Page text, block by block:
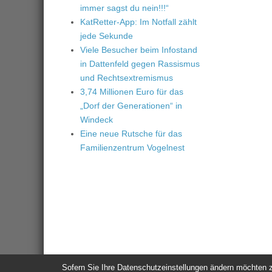
immer sagst du nein!!!“
KatRetter-App: Im Notfall zählt
jede Sekunde
Viele Besucher beim Infostand
in Dattenfeld gegen Rassismus
und Rechtsextremismus
3,74 Millionen Euro für das
„Dorf der Generationen“ in
Windeck
Eine neue Rutsche für das
Familienzentrum Vogelnest
Sofern Sie Ihre Datenschutzeinstellungen ändern